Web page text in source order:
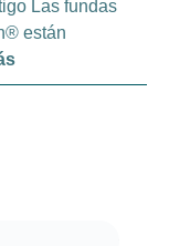
Las fundas
están